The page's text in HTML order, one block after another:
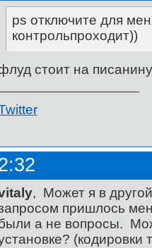
ps отключите для
контрольпроходит))
стоит на
, Может я в
пришлось
а не вопросы.
(кодировки